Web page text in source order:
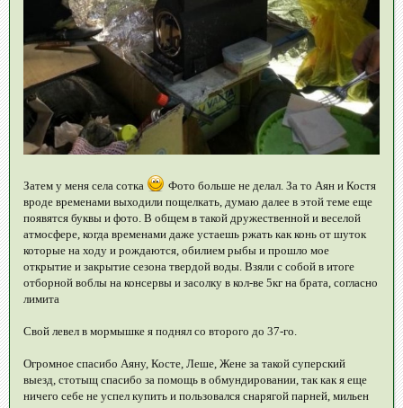
Затем у меня села сотка
Фото больше не делал. За то Аян и Костя
вроде временами выходили пощелкать, думаю далее в этой теме еще
появятся буквы и фото. В общем в такой дружественной и веселой
атмосфере, когда временами даже устаешь ржать как конь от шуток
которые на ходу и рождаются, обилием рыбы и прошло мое
открытие и закрытие сезона твердой воды. Взяли с собой в итоге
отборной воблы на консервы и засолку в кол-ве 5кг на брата, согласно
лимита
Свой левел в мормышке я поднял со второго до 37-го.
Огромное спасибо Аяну, Косте, Леше, Жене за такой суперский
выезд, стотыщ спасибо за помощь в обмундировании, так как я еще
ничего себе не успел купить и пользовался снарягой парней, мильен